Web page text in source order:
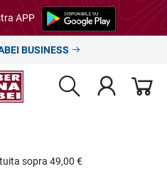
APP
BUSINESS
sopra 49,00 €